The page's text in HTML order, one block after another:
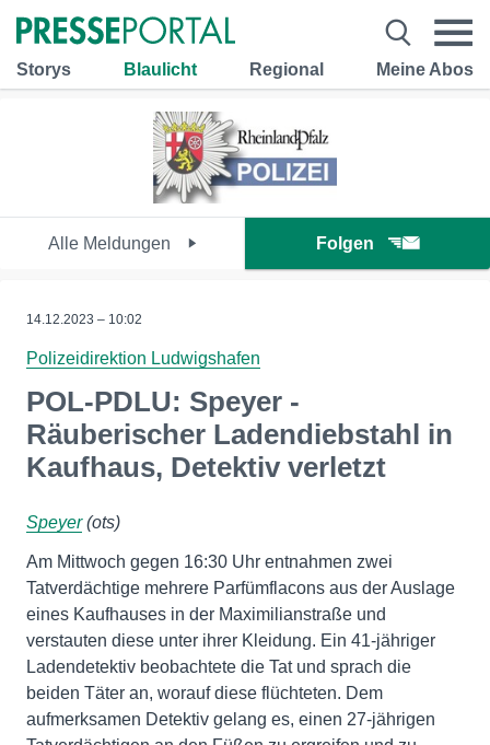
Storys Blaulicht Regional Meine Abos
Alle Meldungen Folgen
14.12.2023 – 10:02
Polizeidirektion Ludwigshafen
POL-PDLU: Speyer -
Räuberischer Ladendiebstahl in
Kaufhaus, Detektiv verletzt
Speyer(ots)
Am Mittwoch gegen 16:30 Uhr entnahmen zwei
Tatverdächtige mehrere Parfümflacons aus der Auslage
eines Kaufhauses in der Maximilianstraße und
verstauten diese unter ihrer Kleidung. Ein 41-jähriger
Ladendetektiv beobachtete die Tat und sprach die
beiden Täter an, worauf diese flüchteten. Dem
aufmerksamen Detektiv gelang es, einen 27-jährigen